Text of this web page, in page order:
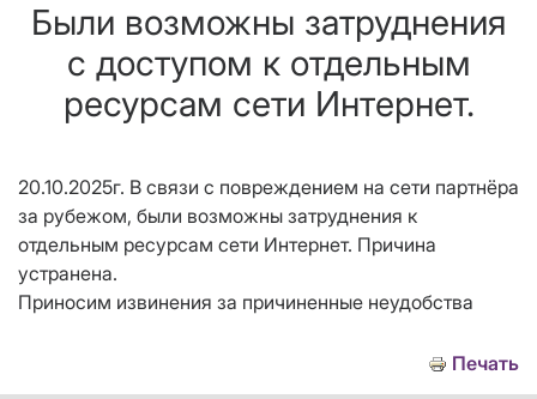
Были возможны затруднения
с доступом к отдельным
ресурсам сети Интернет.
20.10.2025г. В связи с повреждением на сети партнёра
за рубежом, были возможны затруднения к
отдельным ресурсам сети Интернет. Причина
устранена.
Приносим извинения за причиненные неудобства
Печать